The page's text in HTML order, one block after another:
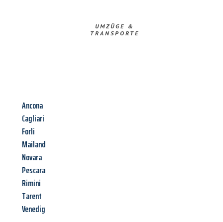
UMZÜGE &
TRANSPORTE
Ancona
Cagliari
Forli
Mailand
Novara
Pescara
Rimini
Tarent
Venedig